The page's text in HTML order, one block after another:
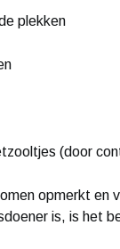
plekken
(door
opmerkt en
is, is het